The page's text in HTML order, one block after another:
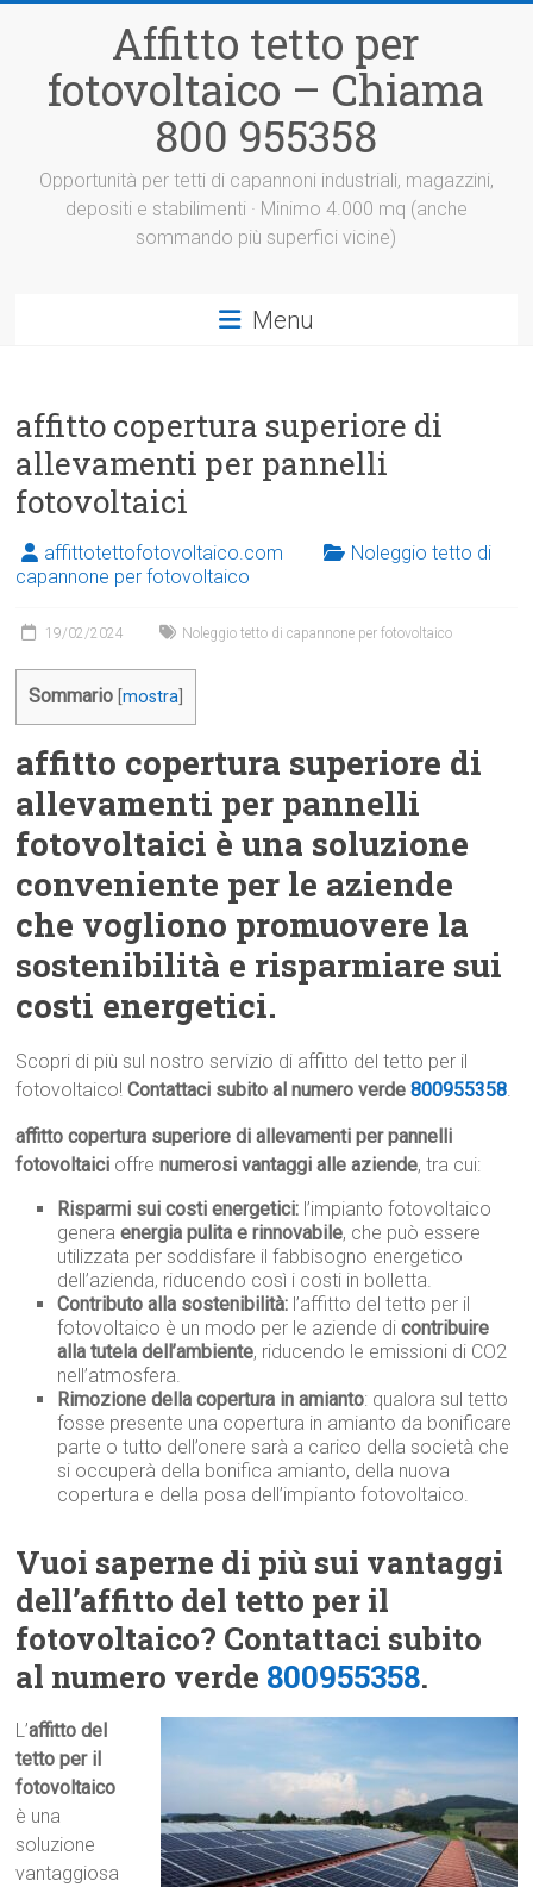
Affitto tetto per
fotovoltaico – Chiama
800 955358
Opportunità per tetti di capannoni industriali, magazzini,
depositi e stabilimenti · Minimo 4.000 mq (anche
sommando più superfici vicine)
Menu
affitto copertura superiore di
allevamenti per pannelli
fotovoltaici
affittotettofotovoltaico.com
Noleggio tetto di
capannone per fotovoltaico
19/02/2024 Noleggio tetto di capannone per fotovoltaico
Sommario [mostra
affitto copertura superiore di
allevamenti per pannelli
fotovoltaici è una soluzione
conveniente per le aziende
che vogliono promuovere la
sostenibilità e risparmiare sui
costi energetici.
Scopri di più sul nostro servizio di affitto del tetto per il
fotovoltaico!Contattaci subito al numero verde 800955358.
affitto copertura superiore di allevamenti per pannelli
fotovoltaici offrenumerosi vantaggi alle aziende, tra cui:
Risparmi sui costi energetici: l’impianto fotovoltaico
generaenergia pulita e rinnovabile, che può essere
utilizzata per soddisfare il fabbisogno energetico
dell’azienda, riducendo così i costi in bolletta.
Contributo alla sostenibilità: l’affitto del tetto per il
fotovoltaico è un modo per le aziende dicontribuire
alla tutela dell’ambiente, riducendo le emissioni di CO2
nell’atmosfera.
Rimozione della copertura in amianto: qualora sul tetto
fosse presente una copertura in amianto da bonificare
parte o tutto dell’onere sarà a carico della società che
si occuperà della bonifica amianto, della nuova
copertura e della posa dell’impianto fotovoltaico.
Vuoi saperne di più sui vantaggi
dell’affitto del tetto per il
fotovoltaico? Contattaci subito
al numero verde 800955358.
L’affitto del
tetto per il
fotovoltaico
è una
soluzione
vantaggiosa